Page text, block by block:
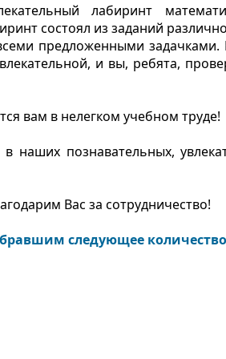
лабиринт
состоял из заданий
предложенными задачками.
и вы, ребята,
вам в нелегком учебном труде!
наших познавательных,
Вас за сотрудничество!
следующее